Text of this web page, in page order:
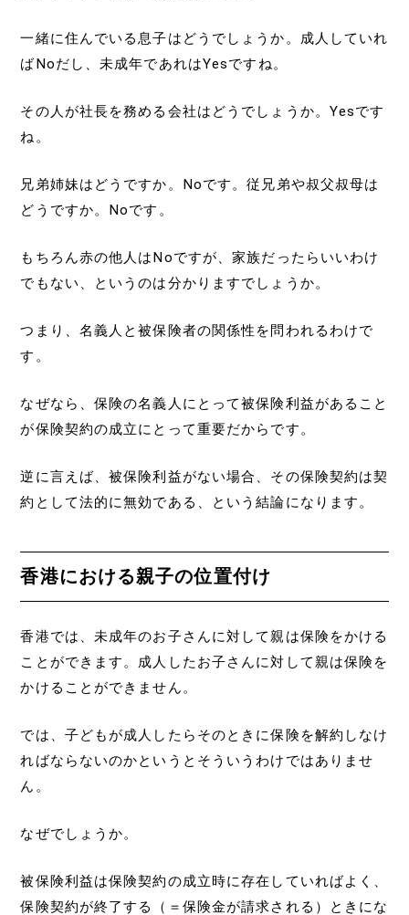
一緒に住んでいる息子はどうでしょうか。成人していれ
ばNoだし、未成年であれはYesですね。
その人が社長を務める会社はどうでしょうか。Yesです
ね。
兄弟姉妹はどうですか。Noです。従兄弟や叔父叔母は
どうですか。Noです。
もちろん赤の他人はNoですが、家族だったらいいわけ
でもない、というのは分かりますでしょうか。
つまり、名義人と被保険者の関係性を問われるわけで
す。
なぜなら、保険の名義人にとって被保険利益があること
が保険契約の成立にとって重要だからです。
逆に言えば、被保険利益がない場合、その保険契約は契
約として法的に無効である、という結論になります。
香港における親子の位置付け
香港では、未成年のお子さんに対して親は保険をかける
ことができます。成人したお子さんに対して親は保険を
かけることができません。
では、子どもが成人したらそのときに保険を解約しなけ
ればならないのかというとそういうわけではありませ
ん。
なぜでしょうか。
被保険利益は保険契約の成立時に存在していればよく、
保険契約が終了する（＝保険金が請求される）ときにな